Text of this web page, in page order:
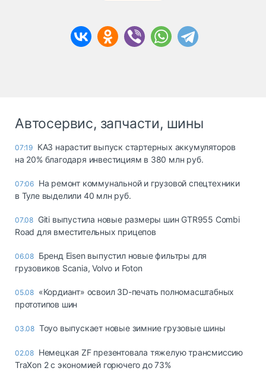
Автосервис, запчасти, шины
07:19 КАЗ нарастит выпуск стартерных аккумуляторов
на 20% благодаря инвестициям в 380 млн руб.
07:06 На ремонт коммунальной и грузовой спецтехники
в Туле выделили 40 млн руб.
07.08 Giti выпустила новые размеры шин GTR955 Combi
Road для вместительных прицепов
06.08 Бренд Eisen выпустил новые фильтры для
грузовиков Scania, Volvo и Foton
05.08 «Кордиант» освоил 3D-печать полномасштабных
прототипов шин
03.08 Toyo выпускает новые зимние грузовые шины
02.08 Немецкая ZF презентовала тяжелую трансмиссию
TraXon 2 с экономией горючего до 73%